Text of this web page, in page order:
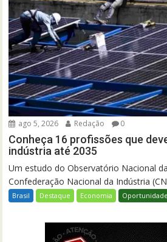
ago 5, 2026 Redação 0
Conheça 16 profissões que
indústria até 2035
Um estudo do Observatório Nacional
Confederação Nacional da Indústria
Brasil Destaque Economia Oportunidade